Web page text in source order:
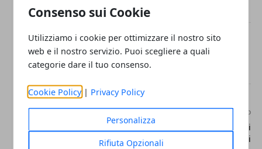
Consenso sui Cookie
Utilizziamo i cookie per ottimizzare il nostro sito
web e il nostro servizio. Puoi scegliere a quali
categorie dare il tuo consenso.
Cookie Policy | Privacy Policy
Personalizza
Rifiuta Opzionali
Facebook
TwitterWhatsapp
Articolo Precedente
Attrazioni da non perdere a
Articolo Successivo
Relax in Toscana, alcuni
consigli